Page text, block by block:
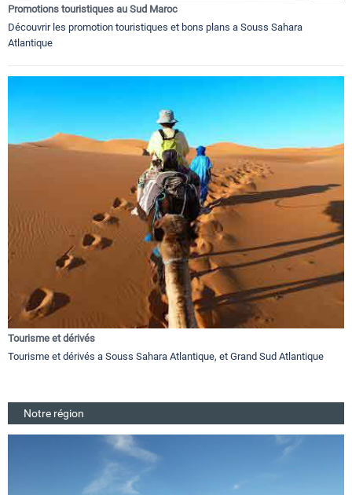
Promotions touristiques au Sud Maroc
Découvrir les promotion touristiques et bons plans a Souss Sahara
Atlantique
Tourisme et dérivés
Tourisme et dérivés a Souss Sahara Atlantique, et Grand Sud Atlantique
Notre région